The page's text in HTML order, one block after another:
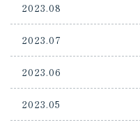
2023.08
2023.07
2023.06
2023.05